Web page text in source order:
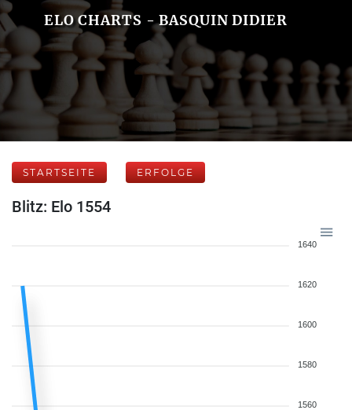
ELO CHARTS - BASQUIN DIDIER
STARTSEITE ERFOLGE
Blitz: Elo 1554
1640
1620
1600
1580
1560